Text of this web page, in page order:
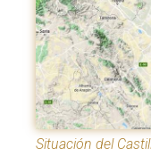
Situación del